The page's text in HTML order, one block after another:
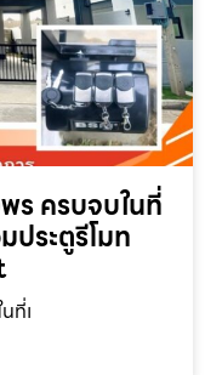
ร ครบจบในที่
ประตูรีโมท
ที่เ